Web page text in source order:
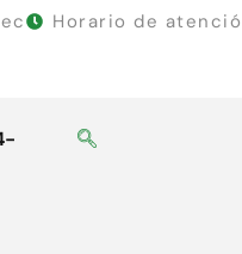
Horario de